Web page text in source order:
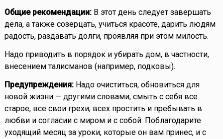
Общие рекомендации:В этот день следует завершать
дела, а также созерцать, учиться красоте, дарить людям
радость, раздавать долги, проявляя при этом милость.
Надо приводить в порядок и убирать дом, в частности,
внесением талисманов (например, подковы).
Предупреждения:Надо очиститься, обновиться для
новой жизни — другими словами, смыть с себя все
старое, все свои грехи, всех простить и пребывать в
любви и согласии с миром и с собой. Поблагодарите
уходящий месяц за уроки, которые он вам принес, и с